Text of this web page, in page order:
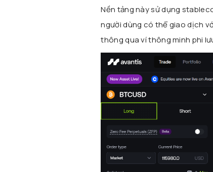
Nền tảng này sử dụng
người dùng có thể giao dịch
thông qua ví thông minh phi